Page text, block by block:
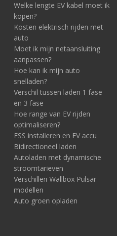
Welke lengte EV kabel moet ik
kopen?
Kosten elektrisch rijden met
auto
Moet ik mijn netaansluiting
aanpassen?
Hoe kan ik mijn auto
snelladen?
Verschil tussen laden 1 fase
en 3 fase
Hoe range van EV rijden
optimaliseren?
ESS installeren en EV accu
Bidirectioneel laden
Autoladen met dynamische
stroomtarieven
Verschillen Wallbox Pulsar
modellen
Auto groen opladen